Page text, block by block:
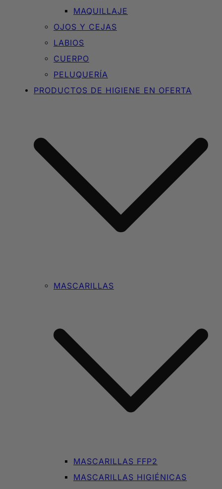
MAQUILLAJE
OJOS Y CEJAS
LABIOS
CUERPO
PELUQUERÍA
PRODUCTOS DE HIGIENE EN OFERTA
MASCARILLAS
MASCARILLAS FFP2
MASCARILLAS HIGIÉNICAS